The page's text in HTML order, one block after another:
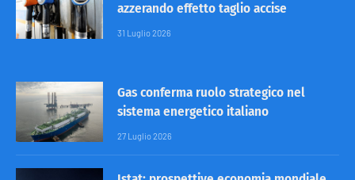
azzerando effetto taglio accise
31 Luglio 2026
Gas conferma ruolo strategico nel
sistema energetico italiano
27 Luglio 2026